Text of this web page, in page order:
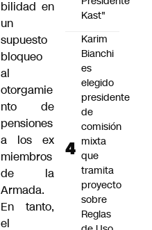
bilidad en
un
supuesto
bloqueo
al
otorgamie
nto de
pensiones
a los ex
miembros
de la
Armada.
En tanto,
el
Kast"
Karim
Bianchi
es
elegido
presidente
de
comisión
mixta
que
tramita
proyecto
sobre
Reglas